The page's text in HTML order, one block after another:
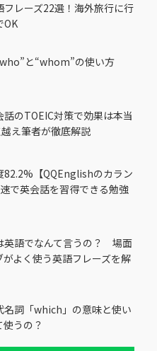
フレーズ22選！海外旅行に行
OK
と“whom”の使い方
話のTOEIC対策で効果は本当
え筆者が徹底解説
82.2%【QQEnglishのカラン
で英会話を習得できる勉強
英語でなんて言うの？ 場面
よく使う英語フレーズを解
名詞「which」の意味と使い
うの？